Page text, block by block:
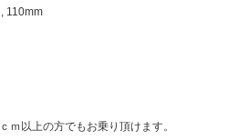
110mm
ｍ以上の方でもお乗り頂けます。